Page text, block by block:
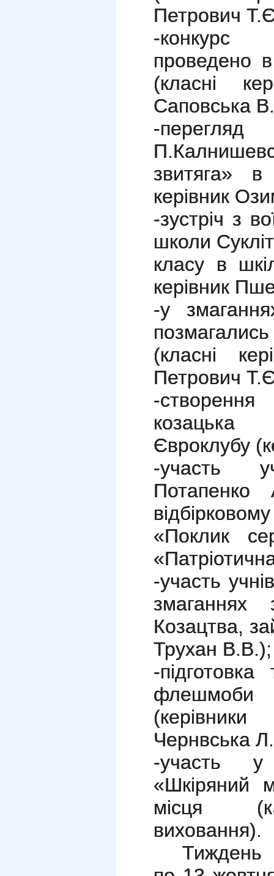
Петрович
-конкурс
проведено
(класні
Саповська
-
звитяга»
керівник
-зустріч з
школи
класу в
керівник
-у
(класні
Петрович
-
Євроклубу
-участь
Потапенко
«Поклик
-участь
Козацтва,
Трухан В.В.);
-
флешмоби
Чернвська
-участь у
«Шкіряний
місця
виховання).
Тиждень